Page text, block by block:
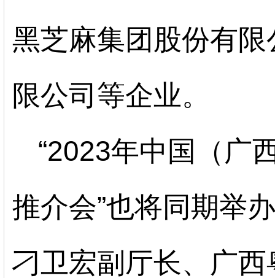
黑芝麻集团股份有
限公司等企业。
“2023年中国（广
推介会”也将同期举
刁卫宏副厅长、
广